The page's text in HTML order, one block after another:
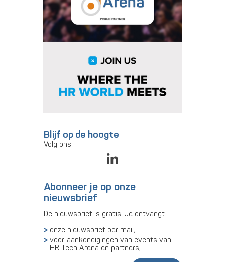
Blijf op de hoogte
Volg ons
Abonneer je op onze
nieuwsbrief
De nieuwsbrief is gratis. Je ontvangt:
onze nieuwsbrief per mail;
voor-aankondigingen van events van
HR Tech Arena en partners;